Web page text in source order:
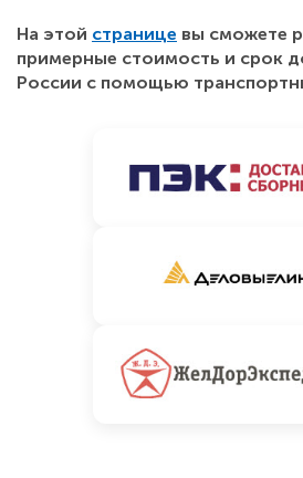
На этой странице вы сможете
примерные стоимость и срок
России с помощью